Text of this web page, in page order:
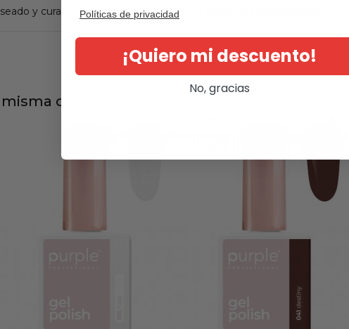
y curar en lámpara LED/UV, 60/120 segundos respectivamente.
categoría:
Políticas de privacidad
¡Quiero mi descuento!
No, gracias